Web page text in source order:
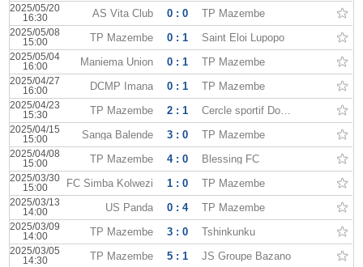
2025/05/20
16:30
AS Vita Club 0 : 0 TP Mazembe
2025/05/08
15:00
TP Mazembe 0 : 1 Saint Eloi Lupopo
2025/05/04
16:00
Maniema Union 0 : 1 TP Mazembe
2025/04/27
16:00
DCMP Imana 0 : 1 TP Mazembe
2025/04/23
15:30
TP Mazembe 2 : 1 Cercle sportif Don Bosco
2025/04/15
15:00
Sanga Balende 3 : 0 TP Mazembe
2025/04/08
15:00
TP Mazembe 4 : 0 Blessing FC
2025/03/30
15:00
FC Simba Kolwezi 1 : 0 TP Mazembe
2025/03/13
14:00
US Panda 0 : 4 TP Mazembe
2025/03/09
14:00
TP Mazembe 3 : 0 Tshinkunku
2025/03/05
14:30
TP Mazembe 5 : 1 JS Groupe Bazano